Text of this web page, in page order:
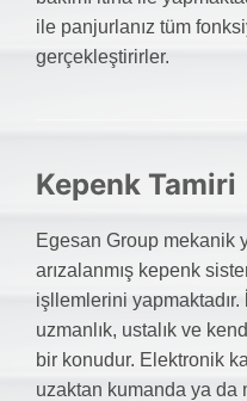
ile panjurlanız tüm
gerçekleştirirler.
Kepenk Tamiri
Egesan Group mekanik
arızalanmış kepenk
işllemlerini yapmaktadır.
uzmanlık, ustalık ve
bir konudur. Elektronik
uzaktan kumanda ya da